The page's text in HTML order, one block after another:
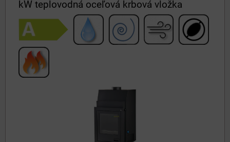
kW teplovodná oceľová krbová vložka